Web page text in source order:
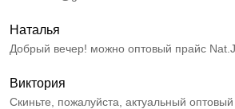
Наталья
Добрый вечер! можно оптовый прайс
Виктория
Скиньте, пожалуйста, актуальный